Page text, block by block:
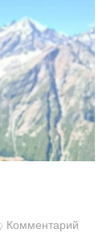
Комментарий